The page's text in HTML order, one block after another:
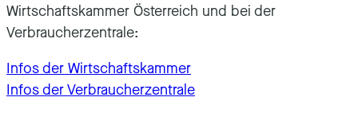
Wirtschaftskammer Österreich und bei der
Verbraucherzentrale:
Infos der Wirtschaftskammer
Infos der Verbraucherzentrale